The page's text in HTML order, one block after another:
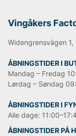
Vingåkers
Widengrensvägen
ÅBNINGSTIDER I
Mandag – Fredag
Lørdag – Søndag
ÅBNINGSTIDER I
Alle dage:
ÅBNINGSTIDER PÅ